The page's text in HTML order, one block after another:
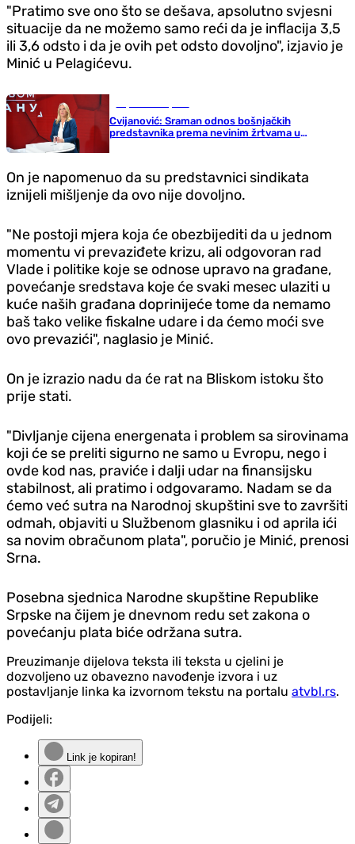
"Pratimo sve ono što se dešava, apsolutno svjesni
situacije da ne možemo samo reći da je inflacija 3,5
ili 3,6 odsto i da je ovih pet odsto dovoljno", izjavio je
Minić u Pelagićevu.
Cvijanović: Sraman odnos bošnjačkih
predstavnika prema nevinim žrtvama u
On je napomenuo da su predstavnici sindikata
iznijeli mišljenje da ovo nije dovoljno.
"Ne postoji mjera koja će obezbijediti da u jednom
momentu vi prevaziđete krizu, ali odgovoran rad
Vlade i politike koje se odnose upravo na građane,
povećanje sredstava koje će svaki mesec ulaziti u
kuće naših građana doprinijeće tome da nemamo
baš tako velike fiskalne udare i da ćemo moći sve
ovo prevazići", naglasio je Minić.
On je izrazio nadu da će rat na Bliskom istoku što
prije stati.
"Divljanje cijena energenata i problem sa sirovinama
koji će se preliti sigurno ne samo u Evropu, nego i
ovde kod nas, praviće i dalji udar na finansijsku
stabilnost, ali pratimo i odgovaramo. Nadam se da
ćemo već sutra na Narodnoj skupštini sve to završiti
odmah, objaviti u Službenom glasniku i od aprila ići
sa novim obračunom plata", poručio je Minić, prenosi
Srna.
Posebna sjednica Narodne skupštine Republike
Srpske na čijem je dnevnom redu set zakona o
povećanju plata biće održana sutra.
Preuzimanje dijelova teksta ili teksta u cjelini je
dozvoljeno uz obavezno navođenje izvora i uz
postavljanje linka ka izvornom tekstu na portalu atvbl.rs.
Podijeli:
Link je kopiran!